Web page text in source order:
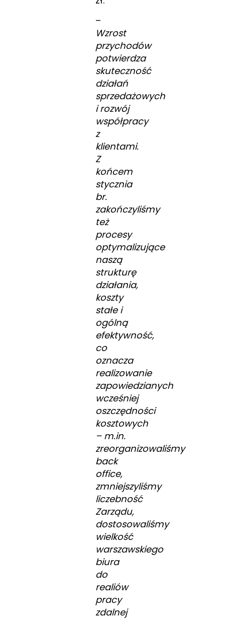
–
Wzrost
przychodów
potwierdza
skuteczność
działań
sprzedażowych
i rozwój
współpracy
z
klientami.
Z
końcem
stycznia
br.
zakończyliśmy
też
procesy
optymalizujące
naszą
strukturę
działania,
koszty
stałe i
ogólną
efektywność,
co
oznacza
realizowanie
zapowiedzianych
wcześniej
oszczędności
kosztowych
– m.in.
zreorganizowaliśmy
back
office,
zmniejszyliśmy
liczebność
Zarządu,
dostosowaliśmy
wielkość
warszawskiego
biura
do
realiów
pracy
zdalnej